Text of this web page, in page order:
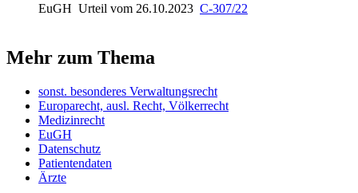
EuGH Urteil vom 26.10.2023 C-307/22
Mehr zum Thema
sonst. besonderes Verwaltungsrecht
Europarecht, ausl. Recht, Völkerrecht
Medizinrecht
EuGH
Datenschutz
Patientendaten
Ärzte